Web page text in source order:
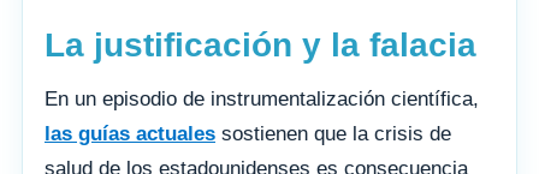
La justificación y la falacia
En un episodio de instrumentalización científica,
las guías actuales sostienen que la crisis de
salud de los estadounidenses es consecuencia